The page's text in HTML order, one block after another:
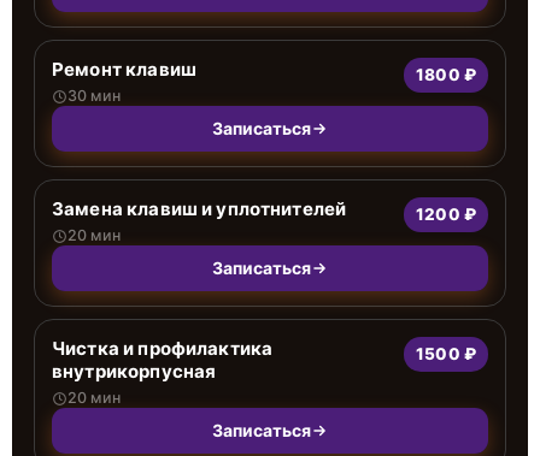
Ремонт клавиш
30 мин
1800 ₽
Записаться
Замена клавиш и уплотнителей
20 мин
1200 ₽
Записаться
Чистка и профилактика
внутрикорпусная
20 мин
1500 ₽
Записаться